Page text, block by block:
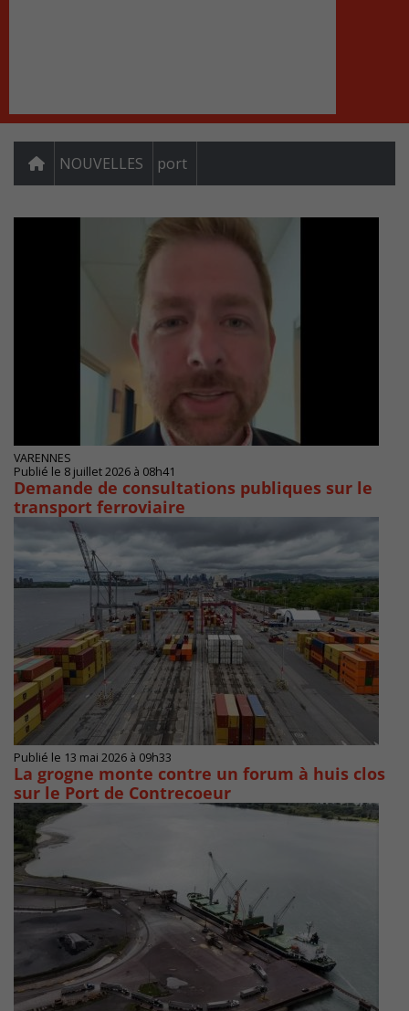
NOUVELLES port
VARENNES
Publié le 8 juillet 2026 à 08h41
Demande de consultations publiques sur le
transport ferroviaire
Publié le 13 mai 2026 à 09h33
La grogne monte contre un forum à huis clos
sur le Port de Contrecoeur